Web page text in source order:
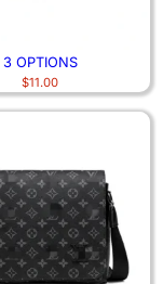
3 OPTIONS
$11.00